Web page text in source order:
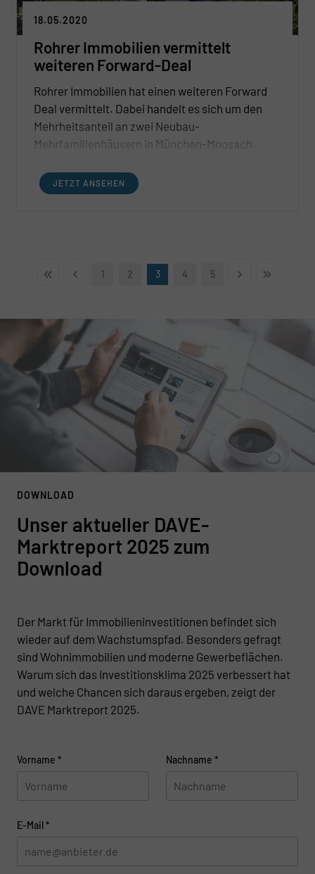
18.05.2020
Rohrer Immobilien vermittelt
weiteren Forward-Deal
Rohrer Immobilien hat einen weiteren Forward
Deal vermittelt. Dabei handelt es sich um den
Mehrheitsanteil an zwei Neubau-
Mehrfamilienhäusern in München-Moosach.
Wohnbau GmbH, Käufer ein lokaler Investor, der
die Immobilien zu einem großen Teil über eine
JETZT ANSEHEN
1 2 3 4 5
DOWNLOAD
Unser aktueller DAVE-
Marktreport 2025 zum
Download
Der Markt für Immobilieninvestitionen befindet sich
wieder auf dem Wachstumspfad. Besonders gefragt
sind Wohnimmobilien und moderne Gewerbeflächen.
Warum sich das Investitionsklima 2025 verbessert hat
und welche Chancen sich daraus ergeben, zeigt der
DAVE Marktreport 2025.
Vorname * Nachname *
E-Mail*